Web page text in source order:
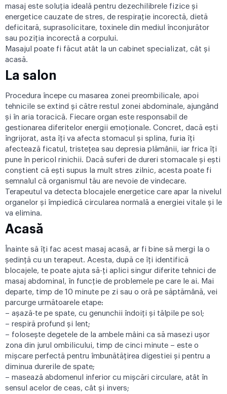
masaj este soluţia ideală pentru dezechilibrele fizice şi
energetice cauzate de stres, de respiraţie incorectă, dietă
deficitară, suprasolicitare, toxinele din mediul înconjurător
sau poziţia incorectă a corpului.
Masajul poate fi făcut atât la un cabinet specializat, cât și
acasă.
La salon
Procedura începe cu masarea zonei preombilicale, apoi
tehnicile se extind şi către restul zonei abdominale, ajungând
şi în aria toracică. Fiecare organ este responsabil de
gestionarea diferitelor energii emoţionale. Concret, dacă ești
îngrijorat, asta îți va afecta stomacul şi splina, furia îți
afectează ficatul, tristeţea sau depresia plămânii, iar frica îți
pune în pericol rinichii. Dacă suferi de dureri stomacale şi eşti
conştient că eşti supus la mult stres zilnic, acesta poate fi
semnalul că organismul tău are nevoie de vindecare.
Terapeutul va detecta blocajele energetice care apar la nivelul
organelor şi împiedică circularea normală a energiei vitale și le
va elimina.
Acasă
Înainte să îți fac acest masaj acasă, ar fi bine să mergi la o
ședință cu un terapeut. Acesta, după ce îți identifică
blocajele, te poate ajuta să-ți aplici singur diferite tehnici de
masaj abdominal, în funcţie de problemele pe care le ai. Mai
departe, timp de 10 minute pe zi sau o oră pe săptămână, vei
parcurge următoarele etape:
– așază-te pe spate, cu genunchii îndoiţi și tălpile pe sol;
– respiră profund şi lent;
– folosește degetele de la ambele mâini ca să masezi uşor
zona din jurul ombilicului, timp de cinci minute – este o
mișcare perfectă pentru îmbunătăţirea digestiei şi pentru a
diminua durerile de spate;
– masează abdomenul inferior cu mişcări circulare, atât în
sensul acelor de ceas, cât şi invers;